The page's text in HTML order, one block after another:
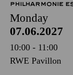
PHILHARMONIE
Monday
07.06.2027
10:00 - 11:00
RWE Pavillon